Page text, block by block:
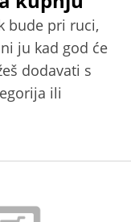
bude pri ruci,
ju kad god će
dodavati s
ili